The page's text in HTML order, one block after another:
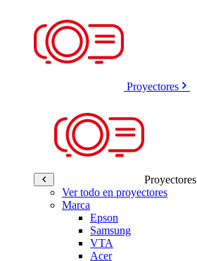
Proyectores
Proyectores
Ver todo en proyectores
Marca
Epson
Samsung
VTA
Acer